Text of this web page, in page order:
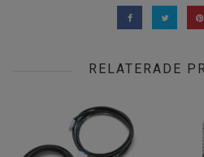
RELATERADE